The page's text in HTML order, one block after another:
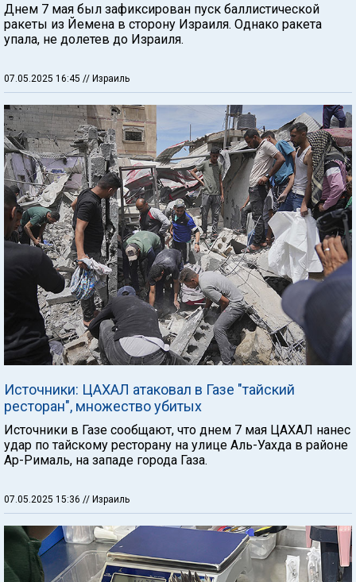
Днем 7 мая был зафиксирован пуск баллистической
ракеты из Йемена в сторону Израиля. Однако ракета
упала, не долетев до Израиля.
07.05.2025 16:45 // Израиль
Источники: ЦАХАЛ атаковал в Газе "тайский
ресторан", множество убитых
Источники в Газе сообщают, что днем 7 мая ЦАХАЛ нанес
удар по тайскому ресторану на улице Аль-Уахда в районе
Ар-Рималь, на западе города Газа.
07.05.2025 15:36 // Израиль